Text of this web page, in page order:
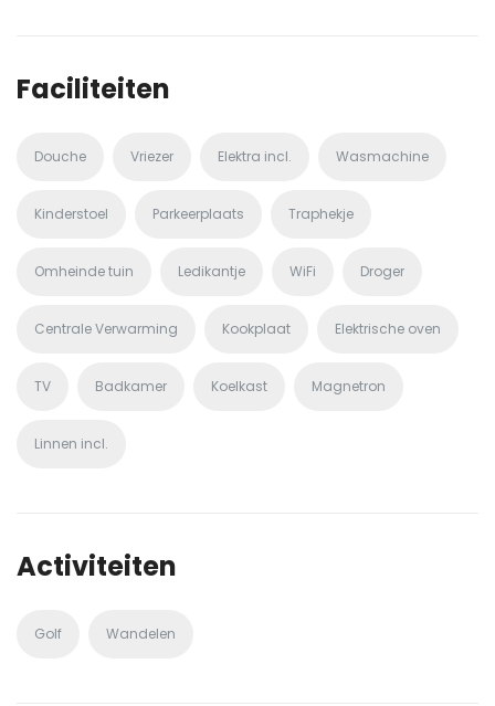
Faciliteiten
Douche Vriezer Elektra incl. Wasmachine
Kinderstoel Parkeerplaats Traphekje
Omheinde tuin Ledikantje WiFi Droger
Centrale Verwarming Kookplaat Elektrische oven
TV Badkamer Koelkast Magnetron
Linnen incl.
Activiteiten
Golf Wandelen